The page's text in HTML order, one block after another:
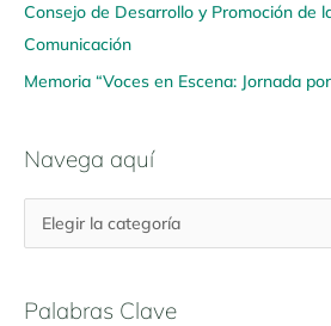
Consejo de Desarrollo y Promoción de
Comunicación
Memoria “Voces en Escena: Jornada
Navega aquí
Palabras Clave